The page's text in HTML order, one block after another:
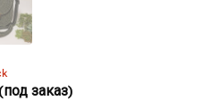
заказ)